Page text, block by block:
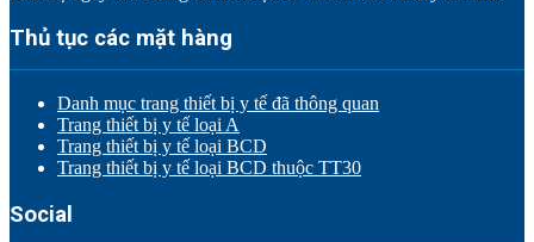
Thủ tục các mặt hàng
Danh mục trang thiết bị y tế đã thông quan
Trang thiết bị y tế loại A
Trang thiết bị y tế loại BCD
Trang thiết bị y tế loại BCD thuộc TT30
Social